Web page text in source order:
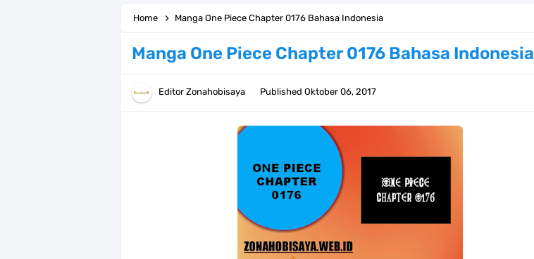
Cara Daftar Danamon Mobile Banking, Mudah Banget Dan Lengkap Caranya Disini
7 Fakta Elbaph One Piece, Menjadi Tempat Yang Sangat Ingin Dikunjungi Usopp
7 Fakta Ivankov One Piece, Orang Yang Mampu Menipu Sensor Wanita Milik Sanji
7 Klub Pertama Yang Menjuarai Liga Champions, Apa Klub Jagoan Kamu Termasuk
Home Manga One Piece Chapter 0176 Bahasa Indonesia
Manga One Piece Chapter 0176 Bahasa Indonesia
Editor Zonahobisaya Published Oktober 06, 2017